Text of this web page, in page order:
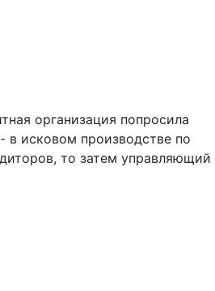
организация попросила
в исковом производстве по
то затем управляющий